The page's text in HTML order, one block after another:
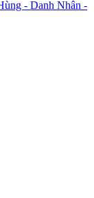
- Danh Nhân -